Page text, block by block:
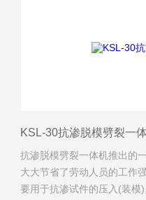
KSL-30抗渗脱模劈裂一
抗渗脱模劈裂一体机推出的一
大大节省了劳动人员的工作
要用于抗渗试件的压入(装模